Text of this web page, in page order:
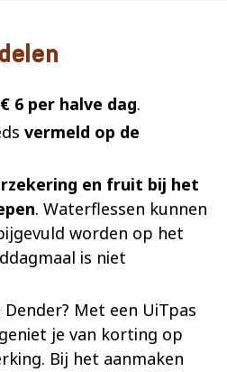
€ 6 per halve dag.
vermeld op de
en fruit bij het
. Waterflessen kunnen
worden op het
is niet
Met een UiTpas
je van korting op
Bij het aanmaken